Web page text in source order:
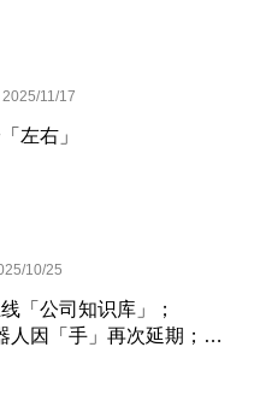
2025/11/17
左右」
10/25
「公司知识库」；
人因「手」再次延期；理